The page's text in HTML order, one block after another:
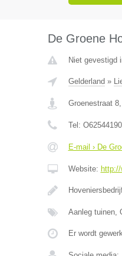
De Groene
Niet gevestigd
Gelderland »
Groenestraat 8,
Tel:
E-mail › De
Website:
Aanleg tuinen,
Er wordt